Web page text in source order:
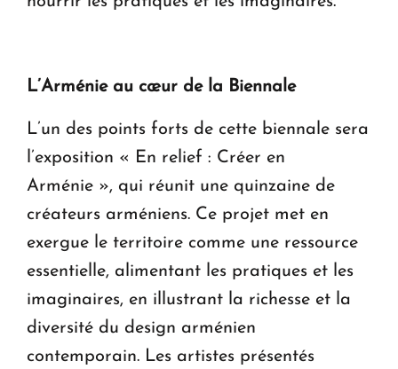
L’Arménie au cœur de la Biennale
L’un des points forts de cette biennale sera
l’exposition « En relief : Créer en
Arménie », qui réunit une quinzaine de
créateurs arméniens. Ce projet met en
exergue le territoire comme une ressource
essentielle, alimentant les pratiques et les
imaginaires, en illustrant la richesse et la
diversité du design arménien
contemporain. Les artistes présentés